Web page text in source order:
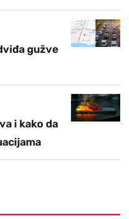
gužve
i kako da